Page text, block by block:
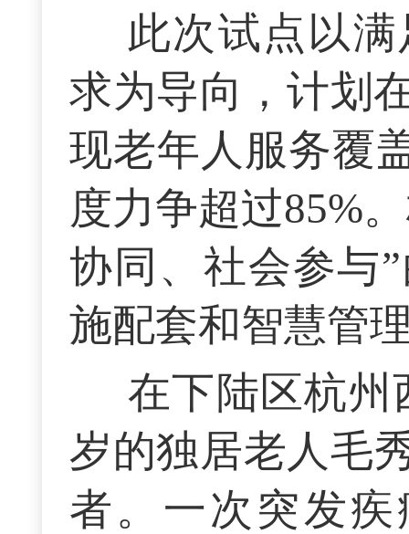
此次试点以
求为导向，计划
现老年人服务覆
度力争超过85%
协同、社会参与
施配套和智慧管
在下陆区杭州
岁的独居老人毛
者。一次突发